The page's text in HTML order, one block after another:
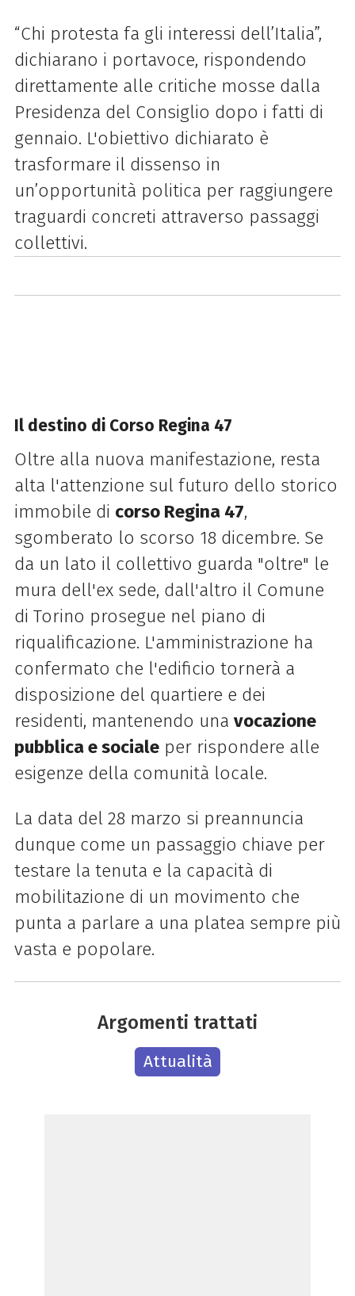
“Chi protesta fa gli interessi dell’Italia”,
dichiarano i portavoce, rispondendo
direttamente alle critiche mosse dalla
Presidenza del Consiglio dopo i fatti di
gennaio. L'obiettivo dichiarato è
trasformare il dissenso in
un’opportunità politica per raggiungere
traguardi concreti attraverso passaggi
collettivi.
Il destino di Corso Regina 47
Oltre alla nuova manifestazione, resta
alta l'attenzione sul futuro dello storico
immobile di corso Regina 47,
sgomberato lo scorso 18 dicembre. Se
da un lato il collettivo guarda "oltre" le
mura dell'ex sede, dall'altro il Comune
di Torino prosegue nel piano di
riqualificazione. L'amministrazione ha
confermato che l'edificio tornerà a
disposizione del quartiere e dei
residenti, mantenendo una vocazione
pubblica e socialeper rispondere alle
esigenze della comunità locale.
La data del 28 marzo si preannuncia
dunque come un passaggio chiave per
testare la tenuta e la capacità di
mobilitazione di un movimento che
punta a parlare a una platea sempre più
vasta e popolare.
Argomenti trattati
Attualità